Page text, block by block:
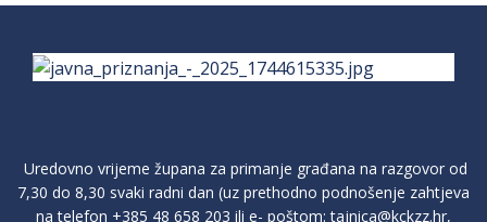
Uredovno vrijeme župana za primanje građana na razgovor od
7,30 do 8,30 svaki radni dan (uz prethodno podnošenje zahtjeva
na telefon +385 48 658 203 ili e- poštom:tajnica@kckzz.hr,